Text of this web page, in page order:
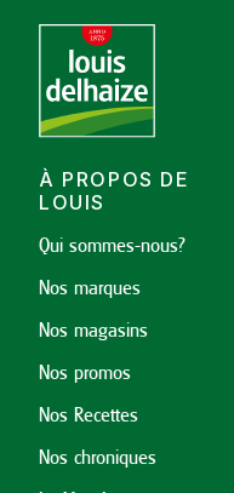
À PROPOS DE
LOUIS
Qui sommes-nous?
Nos marques
Nos magasins
Nos promos
Nos Recettes
Nos chroniques